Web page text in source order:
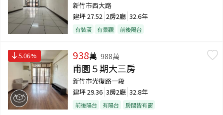
新竹市西大路
建坪27.52 2房2廳 32.6年
有裝潢 有景觀 前後陽台
5.06% 938萬 988萬
甫園５期大三房
新竹市光復路一段
建坪29.36 3房2廳 32.8年
前後陽台 有陽台 房間皆有窗